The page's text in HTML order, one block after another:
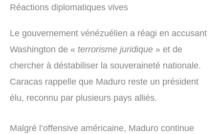
Réactions diplomatiques vives
Le gouvernement vénézuélien a réagi en accusant
Washington de « terrorisme juridique » et de
chercher à déstabiliser la souveraineté nationale.
Caracas rappelle que Maduro reste un président
élu, reconnu par plusieurs pays alliés.
Malgré l’offensive américaine, Maduro continue